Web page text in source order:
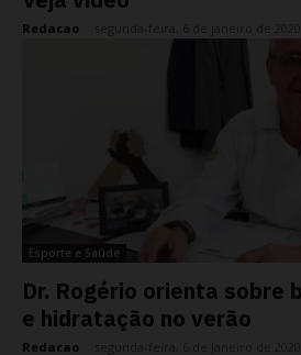
Redacao
Esporte e Saúde
Dr. Rogério orienta sobre
e hidratação no verão
Redacao